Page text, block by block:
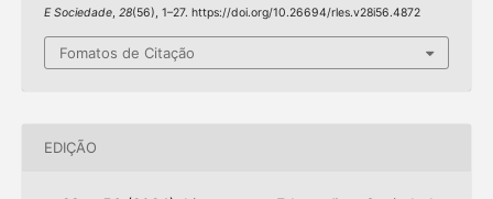
E Sociedade, 28(56), 1–27. https://doi.org/10.26694/rles.v28i56.4872
Fomatos de Citação
EDIÇÃO